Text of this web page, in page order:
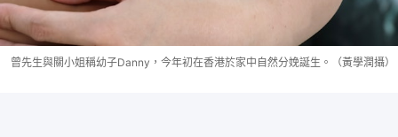
曾先生與關小姐稱幼子Danny，今年初在香港於家中自然分娩誕生。（黃學潤攝）